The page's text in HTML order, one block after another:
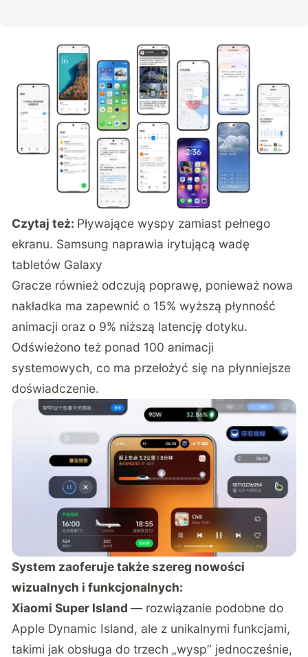
Czytaj też: Pływające wyspy zamiast pełnego
ekranu. Samsung naprawia irytującą wadę
tabletów Galaxy
Gracze również odczują poprawę, ponieważ nowa
nakładka ma zapewnić o 15% wyższą płynność
animacji oraz o 9% niższą latencję dotyku.
Odświeżono też ponad 100 animacji
systemowych, co ma przełożyć się na płynniejsze
doświadczenie.
System zaoferuje także szereg nowości
wizualnych i funkcjonalnych:
Xiaomi Super Island— rozwiązanie podobne do
Apple Dynamic Island, ale z unikalnymi funkcjami,
takimi jak obsługa do trzech „wysp” jednocześnie,